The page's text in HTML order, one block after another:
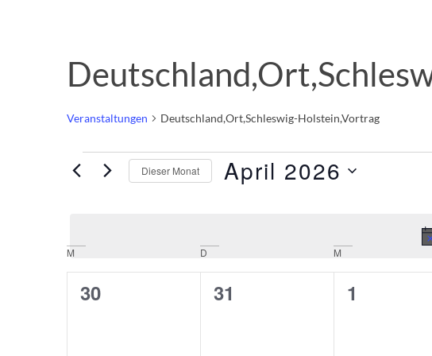
Veranstaltungen Deutschland,Ort,Schleswig-Holstein,Vortrag
Dieser Monat April 2026
Kalender
von
M D M
0
30
0
31
0
1